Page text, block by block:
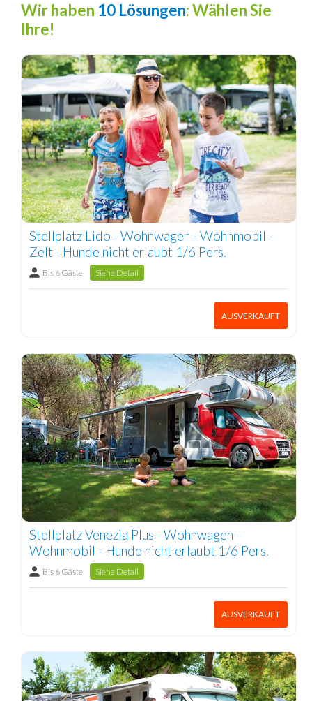
Wir haben 10 Lösungen: Wählen Sie
Ihre!
Stellplatz Lido - Wohnwagen - Wohnmobil -
Zelt - Hunde nicht erlaubt 1/6 Pers.
Bis 6 Gäste Siehe Detail
AUSVERKAUFT
Stellplatz Venezia Plus - Wohnwagen -
Wohnmobil - Hunde nicht erlaubt 1/6 Pers.
Bis 6 Gäste Siehe Detail
AUSVERKAUFT